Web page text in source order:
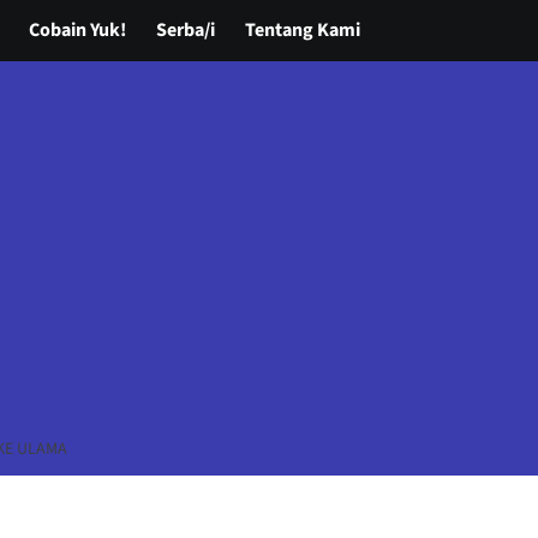
Cobain Yuk! Serba/i Tentang Kami
ULAMA